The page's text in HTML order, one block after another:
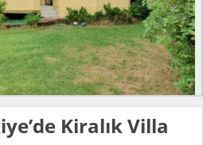
Kiralık Villa